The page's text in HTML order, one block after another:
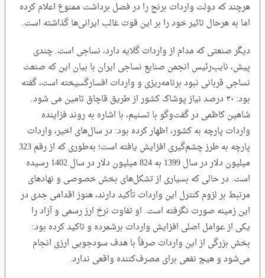
هرچند که دولت واردات برنج را در فصل برداشت ممنوع اعلام کرده
اما به هرحال تاثیر خود را بر این قوت غالب ایرانی‌ها گذاشته است.
دیگر صنعتی که مدام از واردات گلایه دارد، نساجی است. چندی
پیش، نایب‌رئیس انجمن صنایع نساجی ایران با بیان این که صنعت
نساجی قربانی نبود برنامه‌ریزی و واردات افسارگسیخته است، گفته
بود: ۳۰ درصد نیاز پوشاک کشور از طریق قاچاق تامین می شود.
شاهین کاظمی در گفت‌وگو با تسنیم، با اشاره به روند فزاینده
واردات پارچه به کشور، اظهار کرده بود: در سال‌های اخیر، واردات
پارچه به طرز چشم‌گیری افزایش یافته است؛ به‌طوری که از رقم 323
میلیون دلار در سال 1399 به 824 میلیون دلار در سال 1402 رسیده
است. در حالی که بسیاری از تشکل‌های بخش خصوصی و نهادهای
مرتبط بر لزوم کنترل این واردات تأکید دارند، هنوز اقدامی جدی در
این زمینه صورت نگرفته است. او تفاوت نرخ ارز رسمی و آزاد را
یکی از عوامل اصلی افزایش واردات برشمرده و تاکید کرده بود:
بخش بزرگی از این واردات صرفاً با هدف سودجویی ارزی انجام
می‌شود و هیچ نفعی برای مصرف‌کننده واقعی ندارد.